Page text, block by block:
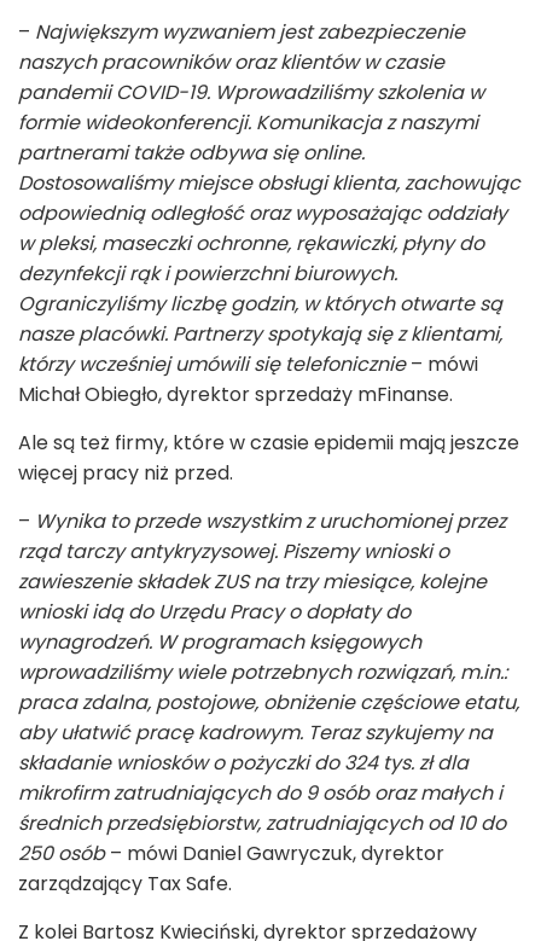
– Największym wyzwaniem jest zabezpieczenie
naszych pracowników oraz klientów w czasie
pandemii COVID-19. Wprowadziliśmy szkolenia w
formie wideokonferencji. Komunikacja z naszymi
partnerami także odbywa się online.
Dostosowaliśmy miejsce obsługi klienta, zachowując
odpowiednią odległość oraz wyposażając oddziały
w pleksi, maseczki ochronne, rękawiczki, płyny do
dezynfekcji rąk i powierzchni biurowych.
Ograniczyliśmy liczbę godzin, w których otwarte są
nasze placówki. Partnerzy spotykają się z klientami,
którzy wcześniej umówili się telefonicznie– mówi
Michał Obiegło, dyrektor sprzedaży mFinanse.
Ale są też firmy, które w czasie epidemii mają jeszcze
więcej pracy niż przed.
– Wynika to przede wszystkim z uruchomionej przez
rząd tarczy antykryzysowej. Piszemy wnioski o
zawieszenie składek ZUS na trzy miesiące, kolejne
wnioski idą do Urzędu Pracy o dopłaty do
wynagrodzeń. W programach księgowych
wprowadziliśmy wiele potrzebnych rozwiązań, m.in.:
praca zdalna, postojowe, obniżenie częściowe etatu,
aby ułatwić pracę kadrowym. Teraz szykujemy na
składanie wniosków o pożyczki do 324 tys. zł dla
mikrofirm zatrudniających do 9 osób oraz małych i
średnich przedsiębiorstw, zatrudniających od 10 do
250 osób– mówi Daniel Gawryczuk, dyrektor
zarządzający Tax Safe.
Z kolei Bartosz Kwieciński, dyrektor sprzedażowy